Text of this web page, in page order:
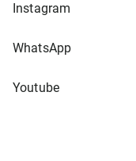
Instagram
WhatsApp
Youtube